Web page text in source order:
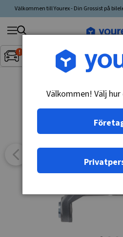
Välkommen till Yourex - Din Grossist på
Inget fordon valt▼
Sök
produkt,
tillverkare,
Välkommen! Välj